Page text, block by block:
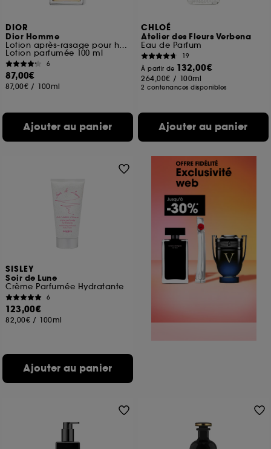
DIOR
Dior Homme
Lotion après-rasage pour homme
Lotion parfumée 100 ml
6
87,00€
87,00€ / 100ml
Ajouter au panier
CHLOÉ
Atelier des Fleurs Verbena
Eau de Parfum
19
À partir de 132,00€
264,00€ / 100ml
2 contenances disponibles
Ajouter au panier
SISLEY
Soir de Lune
Crème Parfumée Hydratante
6
123,00€
82,00€ / 100ml
Ajouter au panier